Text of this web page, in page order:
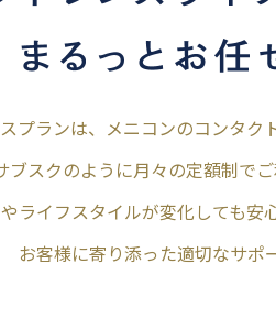
プランは、メニコンのコンタク
ブスクのように月々の定額制で
ライフスタイルが変化しても安
お客様に寄り添った適切なサポ